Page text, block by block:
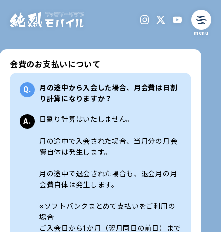
menu
会費のお支払いについて
月の途中から入会した場合、月会費は日割
り計算になりますか？
日割り計算はいたしません。
月の途中で入会された場合、当月分の月会
費自体は発生します。
月の途中で退会された場合も、退会月の月
会費自体は発生します。
※ソフトバンクまとめて支払いをご利用の
場合
ご入会日から1か月（翌月同日の前日）まで